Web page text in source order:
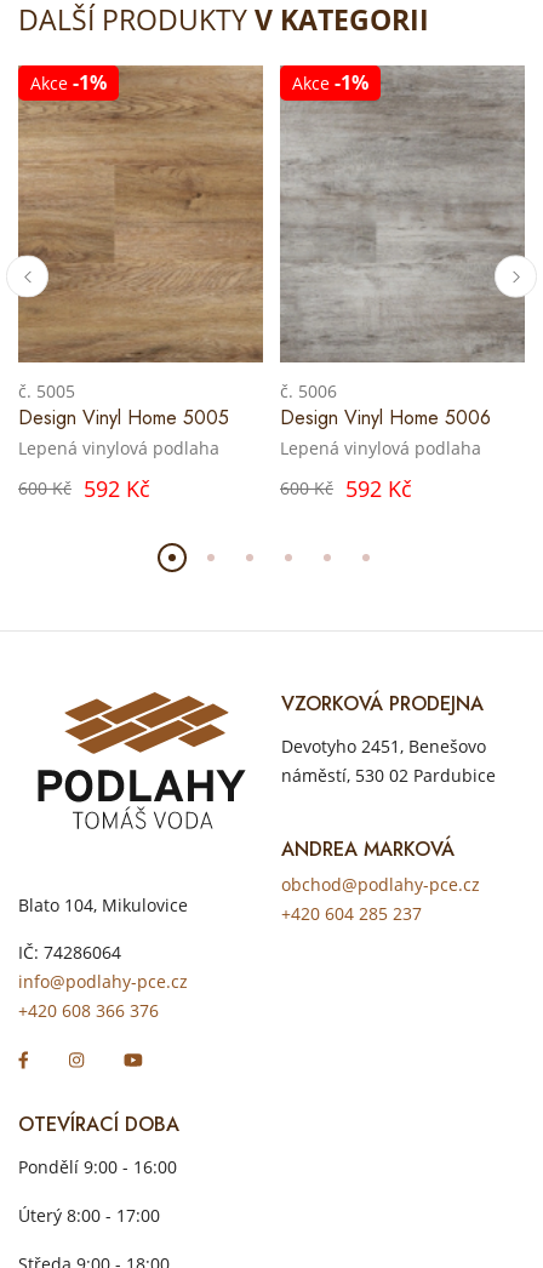
DALŠÍ PRODUKTYV KATEGORII
Akce -1%
č. 5005
Design Vinyl Home 5005
Lepená vinylová podlaha
600 Kč 592 Kč
Akce -1%
č. 5006
Design Vinyl Home 5006
Lepená vinylová podlaha
600 Kč 592 Kč
Blato 104, Mikulovice
IČ: 74286064
info@podlahy-pce.cz
+420 608 366 376
VZORKOVÁ PRODEJNA
Devotyho 2451, Benešovo
náměstí, 530 02 Pardubice
ANDREA MARKOVÁ
obchod@podlahy-pce.cz
+420 604 285 237
OTEVÍRACÍ DOBA
Pondělí 9:00 - 16:00
Úterý 8:00 - 17:00
Středa 9:00 - 18:00